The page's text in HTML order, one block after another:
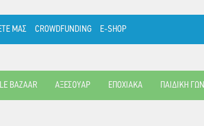
ΜΑΣ CROWDFUNDING E-SHOP
BAZAAR ΑΞΕΣΟΥΑΡ ΕΠΟΧΙΑΚΑ ΠΑΙΔΙΚΗ